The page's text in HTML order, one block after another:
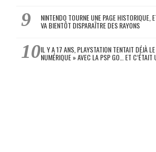
NINTENDO TOURNE UNE PAGE HISTORIQUE,
VA BIENTÔT DISPARAÎTRE DES RAYONS
IL Y A 17 ANS, PLAYSTATION TENTAIT DÉJÀ
NUMÉRIQUE » AVEC LA PSP GO… ET C’ÉTAIT